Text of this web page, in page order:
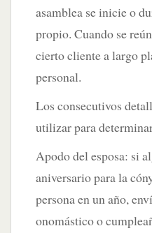
asamblea se inicie o
propio. Cuando se
cierto cliente a largo
personal.
Los consecutivos
utilizar para
Apodo del esposa: si
aniversario para la
persona en un año,
onomástico o